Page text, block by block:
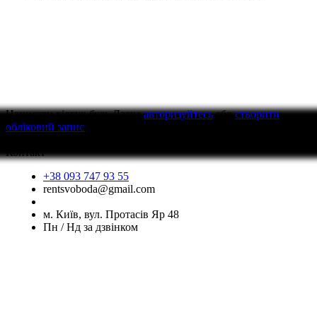
Написати відгукбудь Ласкаавторизуйтесьабостворити
обліковий запис
Контакт
+38 093 747 93 55
rentsvoboda@gmail.com
м. Київ, вул. Протасів Яр 48
Пн / Нд за дзвінком